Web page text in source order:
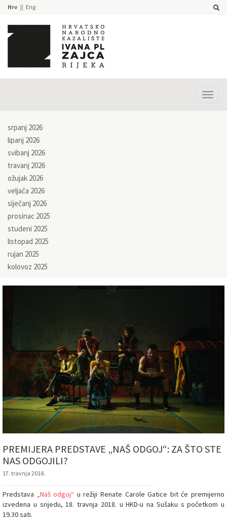
Hrv Eng
srpanj 2026
lipanj 2026
svibanj 2026
travanj 2026
ožujak 2026
veljača 2026
siječanj 2026
prosinac 2025
studeni 2025
listopad 2025
rujan 2025
kolovoz 2025
PREMIJERA PREDSTAVE „NAŠ ODGOJ“: ZA ŠTO STE
NAS ODGOJILI?
17. travnja 2018.
Predstava „Naš odgoj“ u režiji Renate Carole Gatice bit će premijerno
izvedena u srijedu, 18. travnja 2018. u HKD-u na Sušaku s početkom u
19.30 sati.